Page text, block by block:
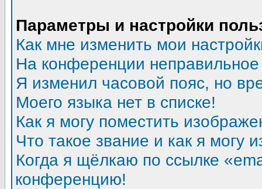
Параметры и настройки
Как мне изменить мои
На конференции
Я изменил часовой пояс, но
Моего языка нет в списке!
Как я могу поместить
Что такое звание и как я могу
Когда я щёлкаю по ссылке
конференцию!